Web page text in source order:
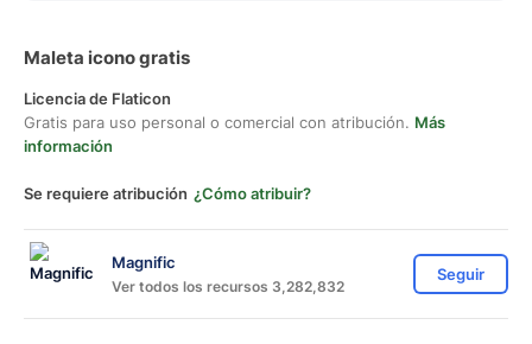
Maleta icono gratis
Licencia de Flaticon
Gratis para uso personal o comercial con atribución. Más
información
Se requiere atribución ¿Cómo atribuir?
Magnific
Ver todos los recursos 3,282,832
Seguir